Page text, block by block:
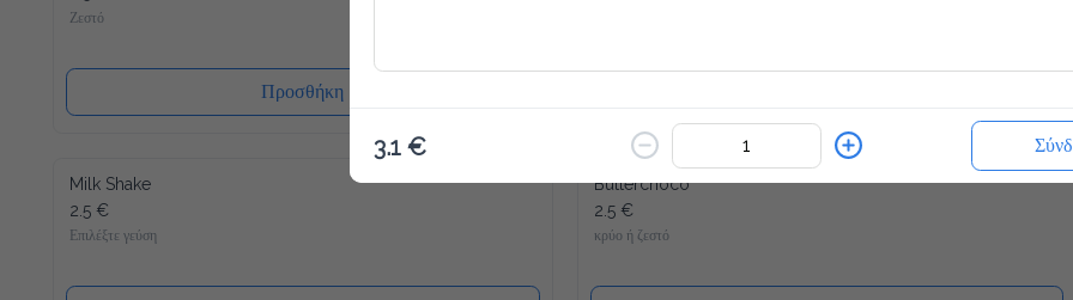
Ζεστό
Προσθήκη
Milk Shake
2.5 €
Επιλέξτε γεύση
Butterchoco
2.5 €
κρύο ή ζεστό
3.1 €